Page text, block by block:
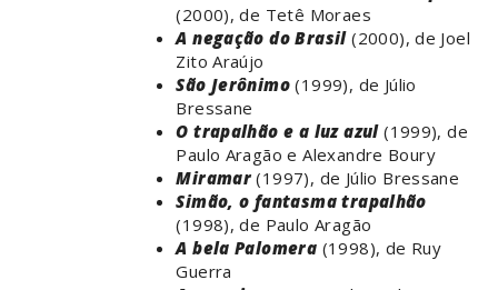
(2000), de Tetê Moraes
A negação do Brasil(2000), de Joel
Zito Araújo
São Jerônimo (1999), de Júlio
Bressane
O trapalhão e a luz azul(1999), de
Paulo Aragão e Alexandre Boury
Miramar (1997), de Júlio Bressane
Simão, o fantasma trapalhão
(1998), de Paulo Aragão
A bela Palomera (1998), de Ruy
Guerra